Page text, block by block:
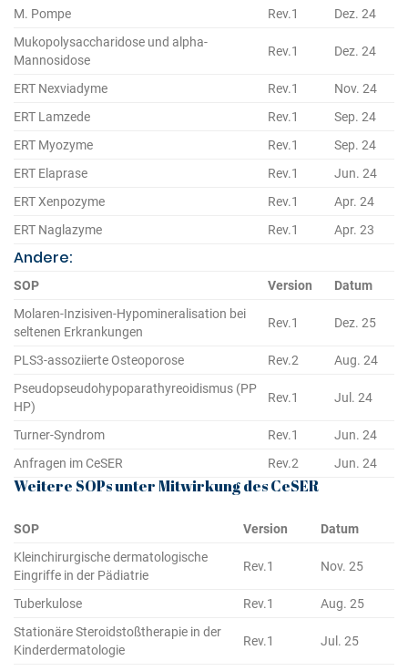
M. Pompe
Rev.1
Dez. 24
Mukopolysaccharidose und alpha-
Mannosidose
Rev.1 Dez. 24
ERT Nexviadyme Rev.1
Nov. 24
ERT Lamzede
Rev.1
Sep. 24
ERT Myozyme
Rev.1
Sep. 24
ERT Elaprase
Rev.1
Jun. 24
ERT Xenpozyme
Rev.1
Apr. 24
ERT Naglazyme
Rev.1 Apr. 23
Andere:
SOP Version
Datum
Molaren-Inzisiven-Hypomineralisation bei
seltenen Erkrankungen
Rev.1 Dez. 25
PLS3-assoziierte Osteoporose Rev.2
Aug. 24
Pseudopseudohypoparathyreoidismus (PP
HP)
Rev.1 Jul. 24
Turner-Syndrom Rev.1
Jun. 24
Anfragen im CeSER
Rev.2 Jun. 24
Weitere SOPs unter Mitwirkung des CeSER
SOP Version
Datum
Kleinchirurgische dermatologische
Eingriffe in der Pädiatrie
Rev.1 Nov. 25
Tuberkulose Rev.1
Aug. 25
Stationäre Steroidstoßtherapie in der
Kinderdermatologie
Rev.1 Jul. 25